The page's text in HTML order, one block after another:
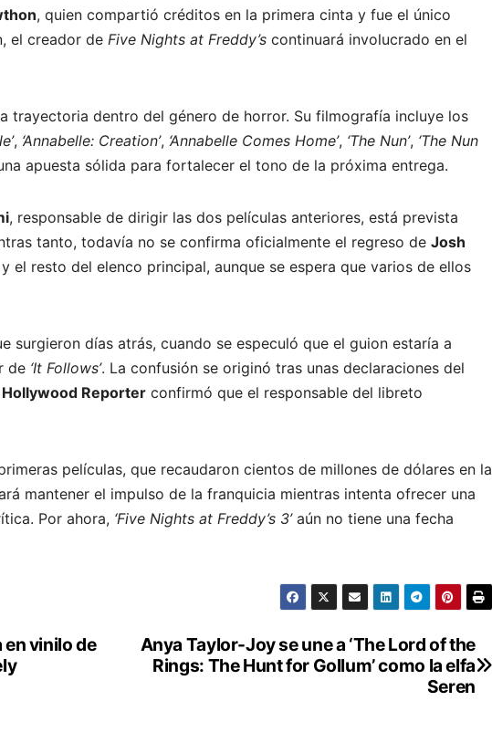
, quien compartió créditos en la primera cinta y fue el único
el creador de Five Nights at Freddy’s continuará involucrado en el
trayectoria dentro del género de horror. Su filmografía incluye los
, ‘Annabelle: Creation’, ‘Annabelle Comes Home’, ‘The Nun’, ‘The Nun
apuesta sólida para fortalecer el tono de la próxima entrega.
, responsable de dirigir las dos películas anteriores, está prevista
tanto, todavía no se confirma oficialmente el regreso de Josh
y el resto del elenco principal, aunque se espera que varios de ellos
surgieron días atrás, cuando se especuló que el guion estaría a
de ‘It Follows’. La confusión se originó tras unas declaraciones del
Reporter confirmó que el responsable del libreto
películas, que recaudaron cientos de millones de dólares en la
mantener el impulso de la franquicia mientras intenta ofrecer una
Por ahora, ‘Five Nights at Freddy’s 3’aún no tiene una fecha
Anya Taylor-Joy se une a ‘The Lord of the
Rings: The Hunt for Gollum’ como la elfa
Seren
en vinilo de